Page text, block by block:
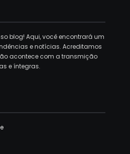
blog! Aqui, você encontrará um
e notícias. Acreditamos
acontece com a transmição
e íntegras.